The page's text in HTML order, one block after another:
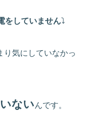
をしていません⤵
り気にしていなかっ
ないんです。